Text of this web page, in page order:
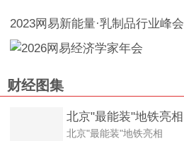
2023网易新能量·乳制品行业峰会
财经图集
北京"最能装"地铁亮相
北京"最能装"地铁亮相